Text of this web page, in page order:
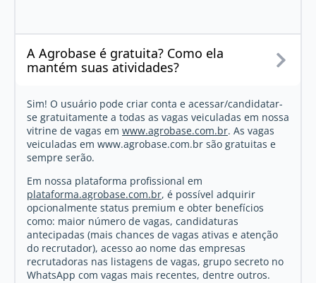
A Agrobase é gratuita? Como ela
mantém suas atividades?
Sim! O usuário pode criar conta e acessar/candidatar-
se gratuitamente a todas as vagas veiculadas em nossa
vitrine de vagas em www.agrobase.com.br. As vagas
veiculadas em www.agrobase.com.br são gratuitas e
sempre serão.
Em nossa plataforma profissional em
plataforma.agrobase.com.br, é possível adquirir
opcionalmente status premium e obter benefícios
como: maior número de vagas, candidaturas
antecipadas (mais chances de vagas ativas e atenção
do recrutador), acesso ao nome das empresas
recrutadoras nas listagens de vagas, grupo secreto no
WhatsApp com vagas mais recentes, dentre outros.